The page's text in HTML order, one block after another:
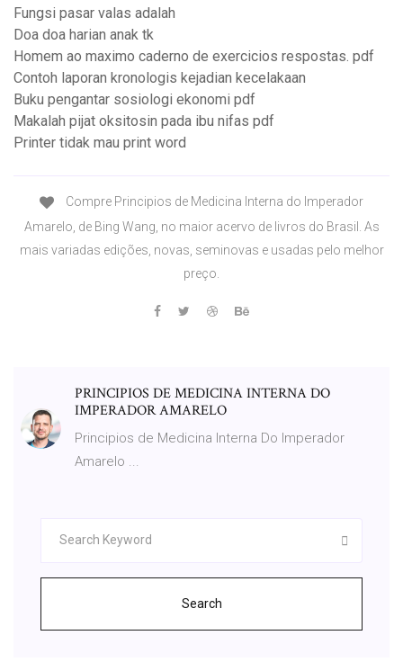
Fungsi pasar valas adalah
Doa doa harian anak tk
Homem ao maximo caderno de exercicios respostas. pdf
Contoh laporan kronologis kejadian kecelakaan
Buku pengantar sosiologi ekonomi pdf
Makalah pijat oksitosin pada ibu nifas pdf
Printer tidak mau print word
Compre Principios de Medicina Interna do Imperador
Amarelo, de Bing Wang, no maior acervo de livros do Brasil. As
mais variadas edições, novas, seminovas e usadas pelo melhor
preço.
PRINCIPIOS DE MEDICINA INTERNA DO
IMPERADOR AMARELO
Principios de Medicina Interna Do Imperador
Amarelo ...
Search